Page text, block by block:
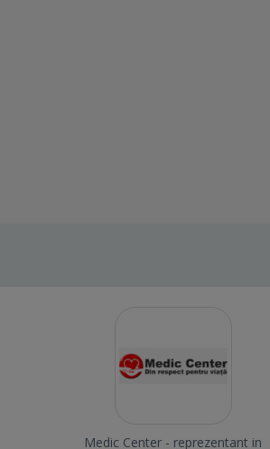
Medic Center - reprezentant in